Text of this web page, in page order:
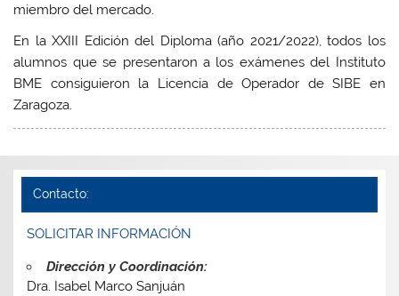
miembro del mercado.
En la XXIII Edición del Diploma (año 2021/2022), todos los
alumnos que se presentaron a los exámenes del Instituto
BME consiguieron la Licencia de Operador de SIBE en
Zaragoza.
Contacto:
SOLICITAR INFORMACIÓN
Dirección y Coordinación:
Dra. Isabel Marco Sanjuán